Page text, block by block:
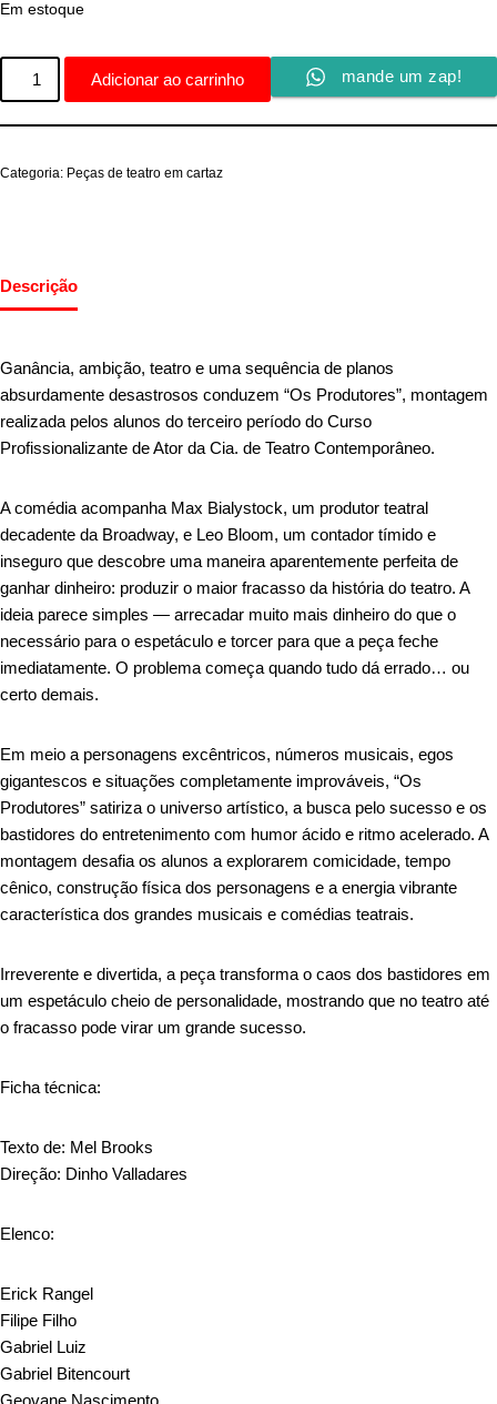
Em estoque
Adicionar ao carrinho mande um zap!
Categoria: Peças de teatro em cartaz
Descrição
Ganância, ambição, teatro e uma sequência de planos
absurdamente desastrosos conduzem “Os Produtores”, montagem
realizada pelos alunos do terceiro período do Curso
Profissionalizante de Ator da Cia. de Teatro Contemporâneo.
A comédia acompanha Max Bialystock, um produtor teatral
decadente da Broadway, e Leo Bloom, um contador tímido e
inseguro que descobre uma maneira aparentemente perfeita de
ganhar dinheiro: produzir o maior fracasso da história do teatro. A
ideia parece simples — arrecadar muito mais dinheiro do que o
necessário para o espetáculo e torcer para que a peça feche
imediatamente. O problema começa quando tudo dá errado… ou
certo demais.
Em meio a personagens excêntricos, números musicais, egos
gigantescos e situações completamente improváveis, “Os
Produtores” satiriza o universo artístico, a busca pelo sucesso e os
bastidores do entretenimento com humor ácido e ritmo acelerado. A
montagem desafia os alunos a explorarem comicidade, tempo
cênico, construção física dos personagens e a energia vibrante
característica dos grandes musicais e comédias teatrais.
Irreverente e divertida, a peça transforma o caos dos bastidores em
um espetáculo cheio de personalidade, mostrando que no teatro até
o fracasso pode virar um grande sucesso.
Ficha técnica:
Texto de: Mel Brooks
Direção: Dinho Valladares
Elenco:
Erick Rangel
Filipe Filho
Gabriel Luiz
Gabriel Bitencourt